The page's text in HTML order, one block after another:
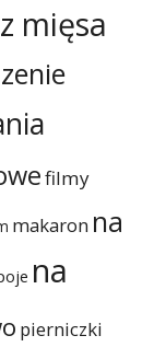
mięsa
filmy
makaron na
na
pierniczki